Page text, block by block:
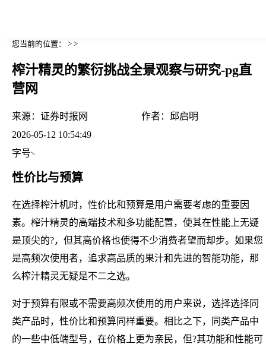
您当前的位置： > >
榨汁精灵的繁衍挑战全景观察与研究-pg直
营网
来源： 证券时报网 作者：
邱启明
2026-05-12 10:54:49
字号
性价比与预算
在选择榨汁机时，性价比和预算是用户需要考虑的重要因
素。榨汁精灵的高端技术和多功能配置，使其在性能上无疑
是顶尖的?，但其高价格也使得不少消费者望而却步。如果您
是高频次使用者，追求高品质的果汁和先进的智能功能，那
么榨汁精灵无疑是不二之选。
对于预算有限或不需要高频次使用的用户来说，选择选择同
类产品时，性价比和预算同样重要。相比之下，同类产品中
的一些中低端型号，在价格上更为亲民，但?其功能和性能可